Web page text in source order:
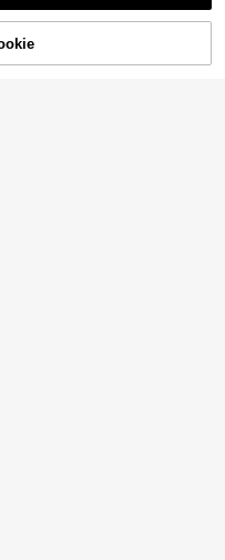
CARRELLO